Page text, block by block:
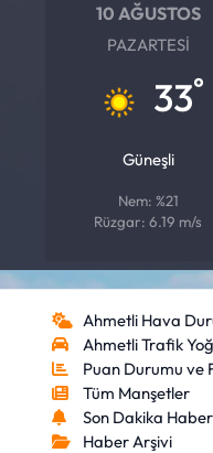
10 AĞUSTOS
PAZARTESI
33°
Güneşli
Nem: %21
Rüzgar: 6.19 m/s
Ahmetli Hava
Ahmetli Trafik
Puan Durumu ve
Tüm Manşetler
Son Dakika
Haber Arşivi